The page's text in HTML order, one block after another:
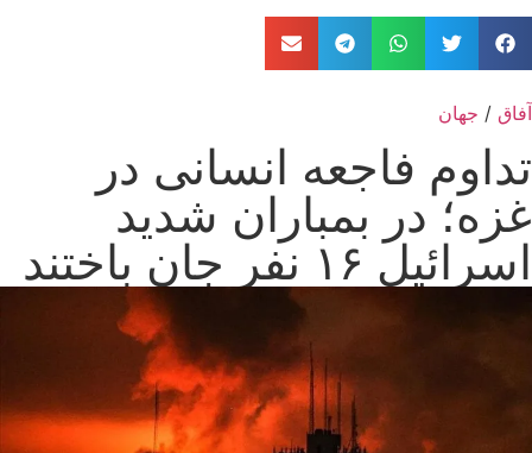
آفاق / جهان
تداوم فاجعه انسانی در
غزه؛ در بمباران شدید
اسرائیل ۱۶ نفر جان باختند